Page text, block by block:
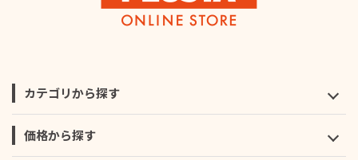
カテゴリから探す
価格から探す